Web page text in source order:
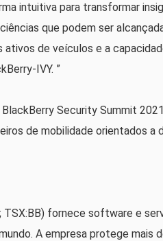
intuitiva para transformar
que podem ser
ativos de veículos e a
IVY. ”
Security Summit
de mobilidade orientados a
TSX:BB) fornece software e
A empresa protege mais